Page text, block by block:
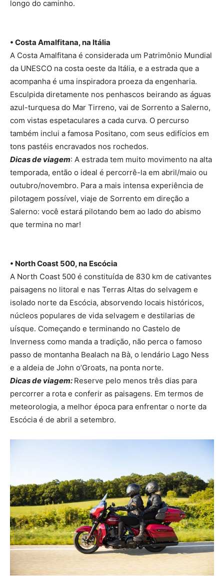
longo do caminho.
• Costa Amalfitana, na Itália
A Costa Amalfitana é considerada um Patrimônio Mundial
da UNESCO na costa oeste da Itália, e a estrada que a
acompanha é uma inspiradora proeza da engenharia.
Esculpida diretamente nos penhascos beirando as águas
azul-turquesa do Mar Tirreno, vai de Sorrento a Salerno,
com vistas espetaculares a cada curva. O percurso
também inclui a famosa Positano, com seus edifícios em
tons pastéis encravados nos rochedos.
Dicas de viagem: A estrada tem muito movimento na alta
temporada, então o ideal é percorrê-la em abril/maio ou
outubro/novembro. Para a mais intensa experiência de
pilotagem possível, viaje de Sorrento em direção a
Salerno: você estará pilotando bem ao lado do abismo
que termina no mar!
• North Coast 500, na Escócia
A North Coast 500 é constituída de 830 km de cativantes
paisagens no litoral e nas Terras Altas do selvagem e
isolado norte da Escócia, absorvendo locais históricos,
núcleos populares de vida selvagem e destilarias de
uísque. Começando e terminando no Castelo de
Inverness como manda a tradição, não perca o famoso
passo de montanha Bealach na Bà, o lendário Lago Ness
e a aldeia de John o’Groats, na ponta norte.
Dicas de viagem: Reserve pelo menos três dias para
percorrer a rota e conferir as paisagens. Em termos de
meteorologia, a melhor época para enfrentar o norte da
Escócia é de abril a setembro.